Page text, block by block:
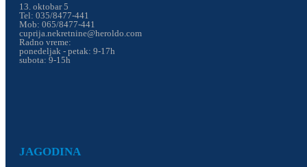
JAGODINA
13. oktobar 5
Tel: 035/8477-441
Mob: 065/8477-441
cuprija.nekretnine@heroldo.com
Radno vreme:
ponedeljak - petak: 9-17h
subota: 9-15h